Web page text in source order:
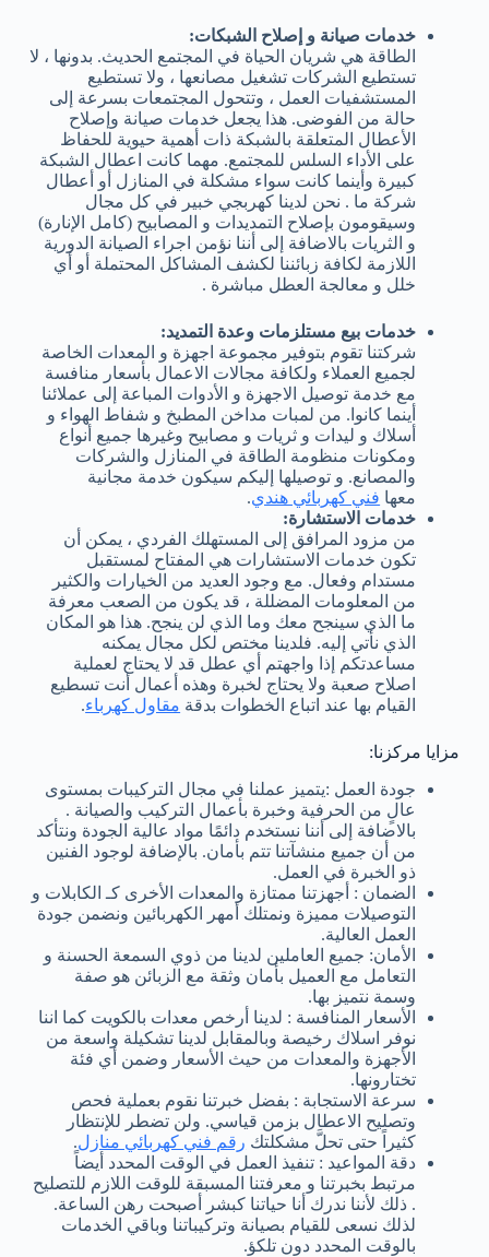
خدمات صيانة و إصلاح الشبكات:
الطاقة هي شريان الحياة في المجتمع الحديث. بدونها ، لا
تستطيع الشركات تشغيل مصانعها ، ولا تستطيع
المستشفيات العمل ، وتتحول المجتمعات بسرعة إلى
حالة من الفوضى. هذا يجعل خدمات صيانة وإصلاح
الأعطال المتعلقة بالشبكة ذات أهمية حيوية للحفاظ
على الأداء السلس للمجتمع. مهما كانت اعطال الشبكة
كبيرة وأينما كانت سواء مشكلة في المنازل أو أعطال
شركة ما . نحن لدينا كهربجي خبير في كل مجال
وسيقومون بإصلاح التمديدات و المصابيح (كامل الإنارة)
و الثريات بالاضافة إلى أننا نؤمن اجراء الصيانة الدورية
اللازمة لكافة زبائننا لكشف المشاكل المحتملة أو أي
خلل و معالجة العطل مباشرة .
خدمات بيع مستلزمات وعدة التمديد:
شركتنا تقوم بتوفير مجموعة اجهزة و المعدات الخاصة
لجميع العملاء ولكافة مجالات الاعمال بأسعار منافسة
مع خدمة توصيل الاجهزة و الأدوات المباعة إلى عملائنا
أينما كانوا. من لمبات مداخن المطبخ و شفاط الهواء و
أسلاك و ليدات و ثريات و مصابيح وغيرها جميع أنواع
ومكونات منظومة الطاقة في المنازل والشركات
والمصانع. و توصيلها إليكم سيكون خدمة مجانية
معها فني كهربائي هندي.
خدمات الاستشارة:
من مزود المرافق إلى المستهلك الفردي ، يمكن أن
تكون خدمات الاستشارات هي المفتاح لمستقبل
مستدام وفعال. مع وجود العديد من الخيارات والكثير
من المعلومات المضللة ، قد يكون من الصعب معرفة
ما الذي سينجح معك وما الذي لن ينجح. هذا هو المكان
الذي نأتي إليه. فلدينا مختص لكل مجال يمكنه
مساعدتكم إذا واجهتم أي عطل قد لا يحتاج لعملية
اصلاح صعبة ولا يحتاج لخبرة وهذه أعمال أنت تسطيع
القيام بها عند اتباع الخطوات بدقة مقاول كهرباء.
مزايا مركزنا:
جودة العمل :يتميز عملنا في مجال التركيبات بمستوى
عالٍ من الحرفية وخبرة بأعمال التركيب والصيانة .
بالاضافة إلى أننا نستخدم دائمًا مواد عالية الجودة ونتأكد
من أن جميع منشآتنا تتم بأمان. بالإضافة لوجود الفنين
ذو الخبرة في العمل.
الضمان : أجهزتنا ممتازة والمعدات الأخرى كـ الكابلات و
التوصيلات مميزة ونمتلك أمهر الكهربائين ونضمن جودة
العمل العالية.
الأمان: جميع العاملين لدينا من ذوي السمعة الحسنة و
التعامل مع العميل بأمان وثقة مع الزبائن هو صفة
وسمة نتميز بها.
الأسعار المنافسة : لدينا أرخص معدات بالكويت كما اننا
نوفر اسلاك رخيصة وبالمقابل لدينا تشكيلة واسعة من
الأجهزة والمعدات من حيث الأسعار وضمن أي فئة
تختارونها.
سرعة الاستجابة : بفضل خبرتنا نقوم بعملية فحص
وتصليح الاعطال بزمن قياسي. ولن تضطر للإنتظار
كثيراً حتى تحلَّ مشكلتك رقم فني كهربائي منازل.
دقة المواعيد : تنفيذ العمل في الوقت المحدد أيضاً
مرتبط بخبرتنا و معرفتنا المسبقة للوقت اللازم للتصليح
. ذلك لأننا ندرك أنا حياتنا كبشر أصبحت رهن الساعة.
لذلك نسعى للقيام بصيانة وتركيباتنا وباقي الخدمات
بالوقت المحدد دون تلكؤ.